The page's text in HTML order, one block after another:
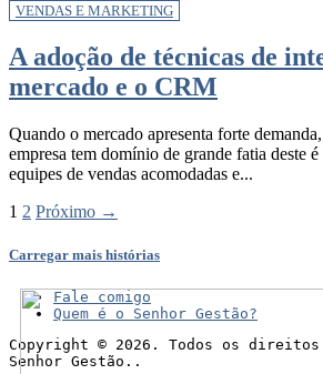
VENDAS E MARKETING
A adoção de técnicas de
mercado e o CRM
Quando o mercado apresenta forte
empresa tem domínio de grande fatia deste
equipes de vendas acomodadas e...
1 2 Próximo →
Carregar mais histórias
Fale comigo
Quem é o Senhor Gestão?
Copyright © 2026. Todos os direitos
Senhor Gestão..